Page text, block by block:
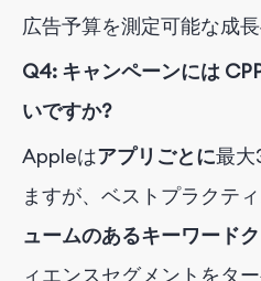
広告予算を測定可能な成長
Q4: キャンペーンには
いですか?
Appleはアプリごとに最大
ますが、ベストプラクテ
ュームのあるキーワード
ィエンスセグメント をタ